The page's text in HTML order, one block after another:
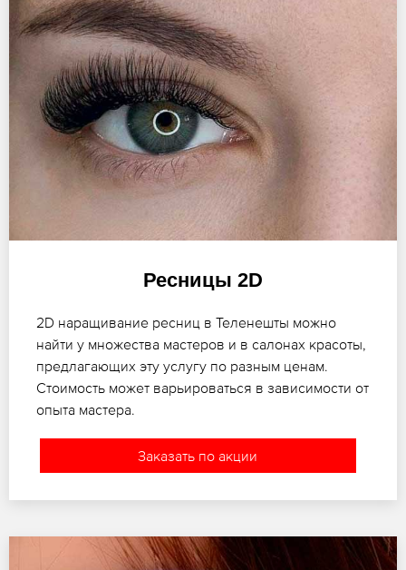
Ресницы 2D
2D наращивание ресниц в Теленешты можно
найти у множества мастеров и в салонах красоты,
предлагающих эту услугу по разным ценам.
Стоимость может варьироваться в зависимости от
опыта мастера.
Заказать по акции